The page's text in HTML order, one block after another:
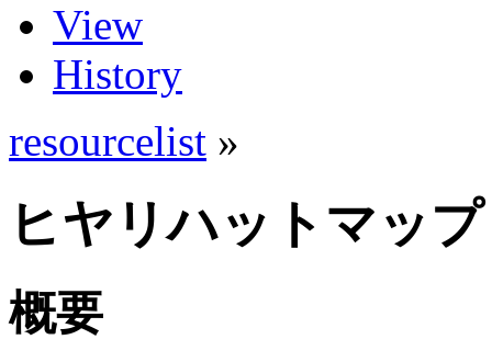
View
History
resourcelist »
ヒヤリハットマップ
概要